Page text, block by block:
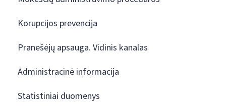
Korupcijos prevencija
Pranešėjų apsauga. Vidinis kanalas
Administracinė informacija
Statistiniai duomenys